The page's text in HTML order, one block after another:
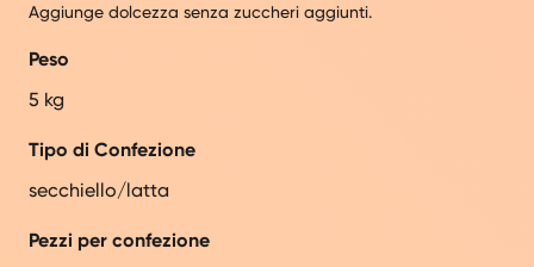
Aggiunge dolcezza senza zuccheri aggiunti.
Peso
5 kg
Tipo di Confezione
secchiello/latta
Pezzi per confezione